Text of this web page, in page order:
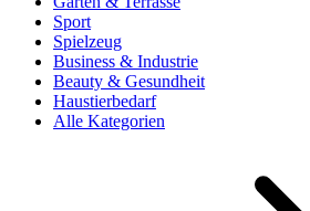
Sport
Spielzeug
Business & Industrie
Beauty & Gesundheit
Haustierbedarf
Alle Kategorien